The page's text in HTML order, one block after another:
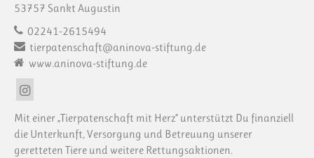
53757 Sankt Augustin
02241-2615494
tierpatenschaft@aninova-stiftung.de
www.aninova-stiftung.de
Mit einer „Tierpatenschaft mit Herz“ unterstützt Du finanziell
die Unterkunft, Versorgung und Betreuung unserer
geretteten Tiere und weitere Rettungsaktionen.